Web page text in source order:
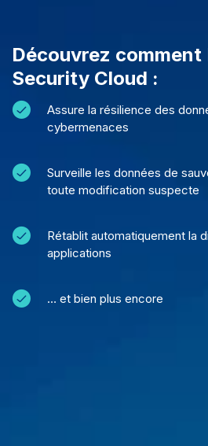
Découvrez comment
Security Cloud :
Assure la résilience des
cybermenaces
Surveille les données de
toute modification suspecte
Rétablit automatiquement la
applications
… et bien plus encore